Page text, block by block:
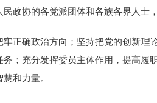
政协的各党派团体和各族各界人士
正确政治方向；坚持把党的创新
；充分发挥委员主体作用，提高
和力量。